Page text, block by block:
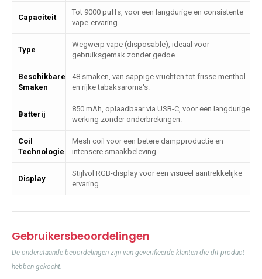
Capaciteit
Tot 9000 puffs, voor een langdurige en consistente
vape-ervaring.
Type
Wegwerp vape (disposable), ideaal voor
gebruiksgemak zonder gedoe.
Beschikbare
Smaken
48 smaken, van sappige vruchten tot frisse menthol
en rijke tabaksaroma's.
Batterij
850 mAh, oplaadbaar via USB-C, voor een langdurige
werking zonder onderbrekingen.
Coil
Technologie
Mesh coil voor een betere dampproductie en
intensere smaakbeleving.
Display
Stijlvol RGB-display voor een visueel aantrekkelijke
ervaring.
Gebruikersbeoordelingen
De onderstaande beoordelingen zijn van geverifieerde klanten die dit product
hebben gekocht.